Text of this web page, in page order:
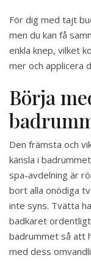
För dig med tajt
men du kan få
enkla knep, vilket
mer och applicera
Börja
Den främsta och
känsla i
spa-avdelning är
bort alla onödiga
inte syns. Tvätta
badkaret
badrummet så att
med dess